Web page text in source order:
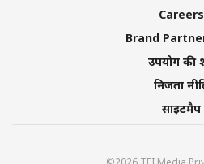
Careers
Brand
उपयोग की
निजता
साइटमैप